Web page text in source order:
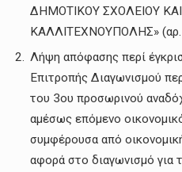
ΔΗΜΟΤΙΚΟΥ ΣΧΟΛΕΙΟΥ
ΚΑΛΛΙΤΕΧΝΟΥΠΟΛΗΣ»
Λήψη απόφασης περί
Επιτροπής Διαγωνισμού
του 3ου προσωρινού
αμέσως επόμενο
συμφέρουσα από
αφορά στο διαγωνισμό για